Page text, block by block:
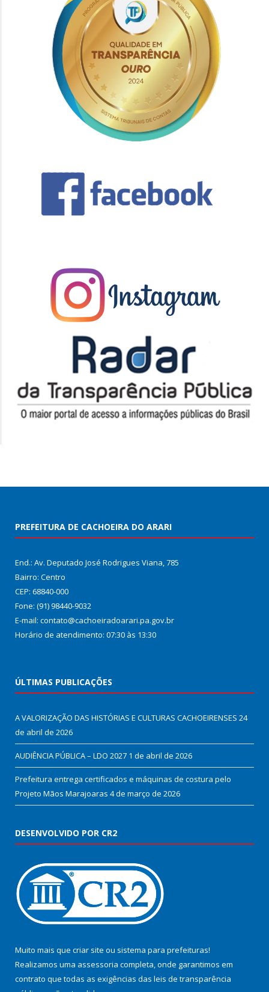
PREFEITURA DE CACHOEIRA DO ARARI
End.: Av. Deputado José Rodrigues Viana, 785
Bairro: Centro
CEP: 68840-000
Fone: (91) 98440-9032
E-mail: contato@cachoeiradoarari.pa.gov.br
Horário de atendimento: 07:30 às 13:30
ÚLTIMAS PUBLICAÇÕES
A VALORIZAÇÃO DAS HISTÓRIAS E CULTURAS CACHOEIRENSES 24
de abril de 2026
AUDIÊNCIA PÚBLICA – LDO 2027 1 de abril de 2026
Prefeitura entrega certificados e máquinas de costura pelo
Projeto Mãos Marajoaras 4 de março de 2026
DESENVOLVIDO POR CR2
Muito mais que criar site ou sistema para prefeituras!
Realizamos uma assessoria completa, onde garantimos em
contrato que todas as exigências das leis de transparência